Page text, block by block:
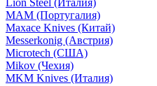
Lion Steel (Италия)
MAM (Португалия)
Maxace Knives (Китай)
Messerkonig (Австрия)
Microtech (США)
Mikov (Чехия)
MKM Knives (Италия)